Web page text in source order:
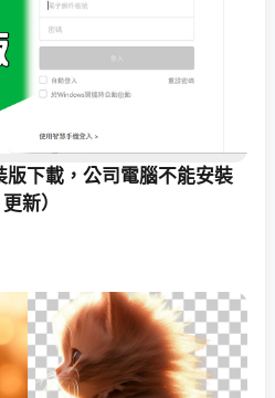
版下載，公司電腦不能安裝
新）